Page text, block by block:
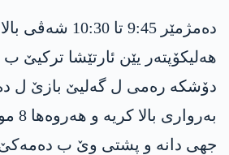
دەمژمێر 9:45 تا 10:30
ھەليکۆپتەر یێن ئارتێشا تركیێ
دۆشکە رەمی ل گەلیێ بازێ ‏ل
جهی دانە و پشتی وێ ب